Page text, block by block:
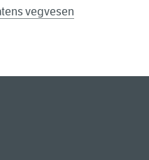
vegvesen